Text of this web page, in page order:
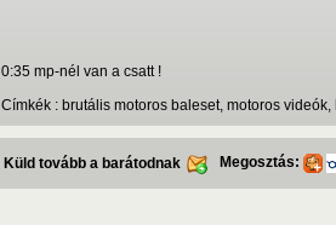
0:35 mp-nél van a csatt !
Címkék : brutális motoros baleset, motoros
Küld tovább a barátodnak Megosztás: